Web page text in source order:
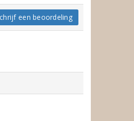
een beoordeling